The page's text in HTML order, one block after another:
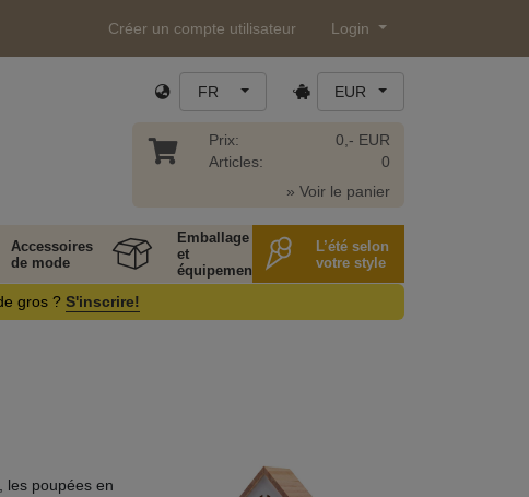
Créer un compte utilisateur Login
FR EUR
Prix:
Articles:
0,- EUR
0
» Voir le panier
Accessoires
de mode
Emballage
et
équipement
L’été selon
votre style
gros ? S'inscrire!
les poupées en